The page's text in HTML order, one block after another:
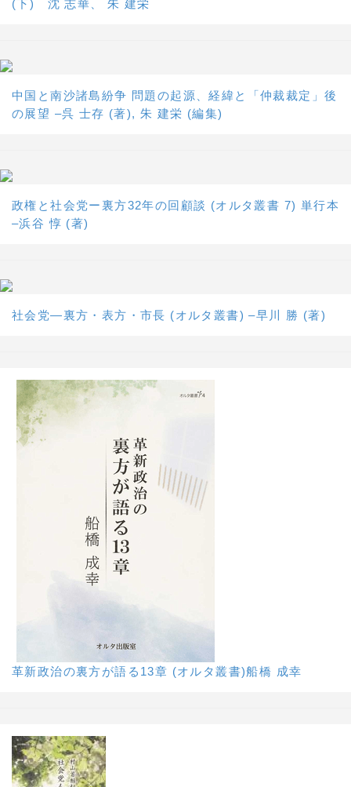
(下) 沈 志華、 朱 建栄
中国と南沙諸島紛争 問題の起源、経緯と「仲裁裁定」後
の展望 –呉 士存 (著), 朱 建栄 (編集)
政権と社会党ー裏方32年の回顧談 (オルタ叢書 7) 単行本
–浜谷 惇 (著)
社会党―裏方・表方・市長 (オルタ叢書) –早川 勝 (著)
革新政治の裏方が語る13章 (オルタ叢書)船橋 成幸